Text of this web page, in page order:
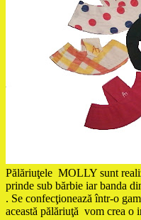
Pălăriuţele MOLLY sunt
prinde sub bărbie iar banda
. Se confecţionează într-o
această pălăriuţă vom crea o